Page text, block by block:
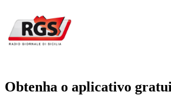
Obtenha o aplicativo